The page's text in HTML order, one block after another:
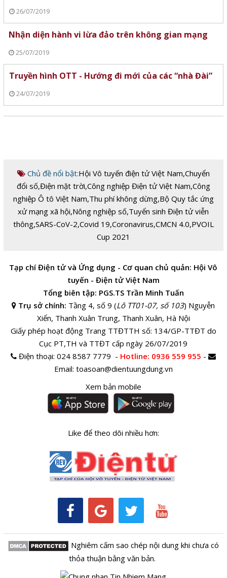
26/07/2019
Nhận diện hành vi lừa đảo trên không gian mạng
25/07/2019
Truyền hình OTT - Hướng đi mới của các “nhà Đài”
24/07/2019
Chủ đề nổi bật:Hội Vô tuyến điện tử Việt Nam,Chuyển
đổi số,Điện mặt trời,Công nghiệp Điện tử Việt Nam,Công
nghiệp Ô tô Việt Nam,Thu phí không dừng,Bộ Quy tắc ứng
xử mạng xã hội,Nông nghiệp số,Tuyển sinh Điện tử viễn
thông,SARS-CoV-2,Covid 19,Coronavirus,CMCN 4.0,PVOIL
Cup 2021
Tạp chí Điện tử và Ứng dụng - Cơ quan chủ quản: Hội Vô
tuyến - Điện tử Việt Nam
Tổng biên tập: PGS.TS Trần Minh Tuấn
Trụ sở chính: Tầng 4, số 9 (Lô TT01-07, số 103) Nguyễn
Xiển, Thanh Xuân Trung, Thanh Xuân, Hà Nội
Giấy phép hoạt động Trang TTĐTTH số: 134/GP-TTĐT do
Cục PT,TH và TTĐT cấp ngày 26/07/2019
Điện thoại:024 8587 7779 - Hotline: 0936 559 955 -
Email: toasoan@dientuungdung.vn
Xem bản mobile
Like để theo dõi nhiều hơn:
Nghiêm cấm sao chép nội dung khi chưa có
thỏa thuận bằng văn bản.